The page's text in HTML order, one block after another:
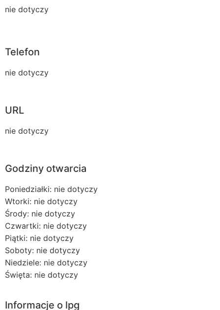
nie dotyczy
Telefon
nie dotyczy
URL
nie dotyczy
Godziny otwarcia
Poniedziałki: nie dotyczy
Wtorki: nie dotyczy
Środy: nie dotyczy
Czwartki: nie dotyczy
Piątki: nie dotyczy
Soboty: nie dotyczy
Niedziele: nie dotyczy
Święta: nie dotyczy
Informacje o lpg